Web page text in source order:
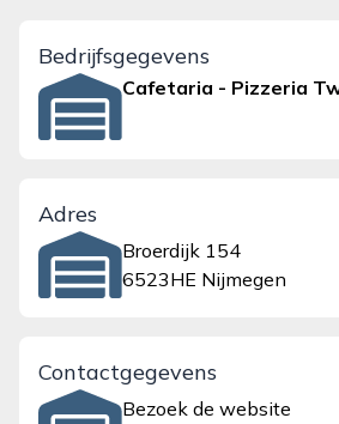
Bedrijfsgegevens
Cafetaria - Pizzeria
Adres
Broerdijk 154
6523HE Nijmegen
Contactgegevens
Bezoek de website